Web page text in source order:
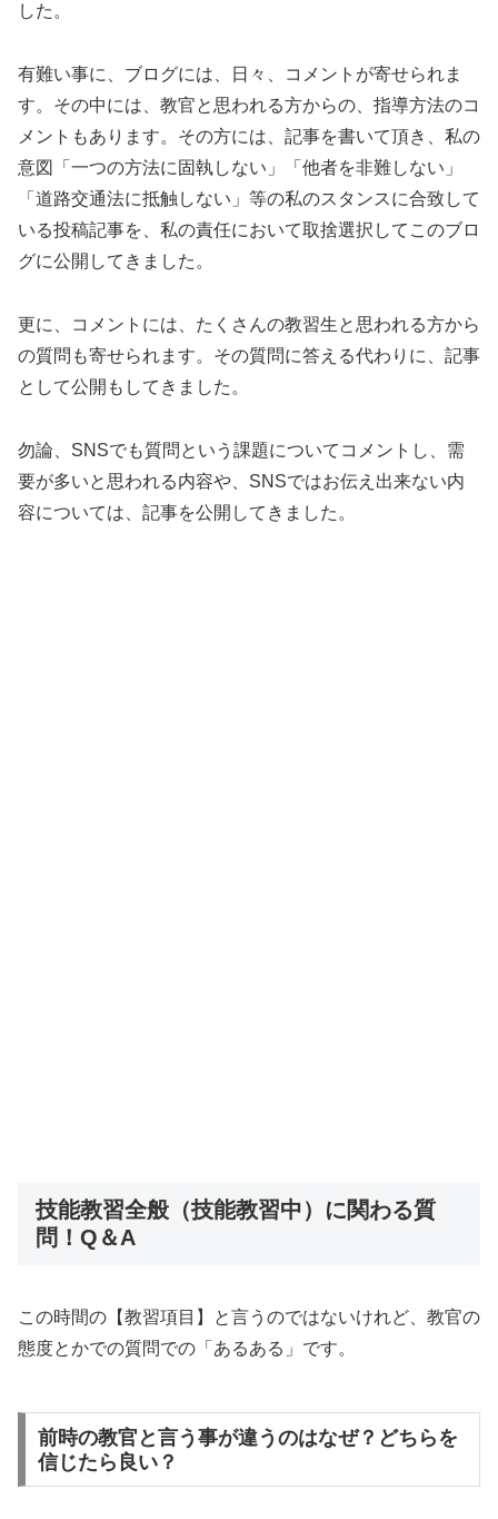
した。
有難い事に、ブログには、日々、コメントが寄せられま
す。その中には、教官と思われる方からの、指導方法のコ
メントもあります。その方には、記事を書いて頂き、私の
意図「一つの方法に固執しない」「他者を非難しない」
「道路交通法に抵触しない」等の私のスタンスに合致して
いる投稿記事を、私の責任において取捨選択してこのブロ
グに公開してきました。
更に、コメントには、たくさんの教習生と思われる方から
の質問も寄せられます。その質問に答える代わりに、記事
として公開もしてきました。
勿論、SNSでも質問という課題についてコメントし、需
要が多いと思われる内容や、SNSではお伝え出来ない内
容については、記事を公開してきました。
技能教習全般（技能教習中）に関わる質
問！Q＆A
この時間の【教習項目】と言うのではないけれど、教官の
態度とかでの質問での「あるある」です。
前時の教官と言う事が違うのはなぜ？どちらを
信じたら良い？